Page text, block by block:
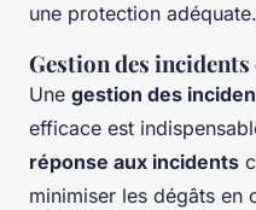
une protection adéquate.
Gestion des incidents
Une gestion des
efficace est
réponse aux incidents
minimiser les dégâts en